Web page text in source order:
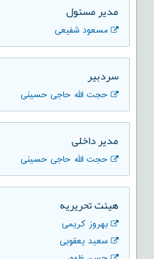
مدير مسئول
مسعود شفیعی
سردبیر
حجت الله حاجی حسینی
مدیر داخلی
حجت الله حاجی حسینی
هیئت تحریریه
بهروز کریمی
سعید یعقوبی